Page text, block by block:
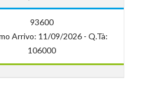
93600
Arrivo: 11/09/2026 - Q.tà:
106000